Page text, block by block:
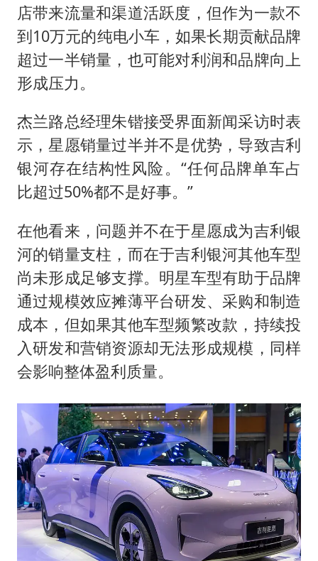
店带来流量和渠道活跃度，但作为一款不
到10万元的纯电小车，如果长期贡献品牌
超过一半销量，也可能对利润和品牌向上
形成压力。
杰兰路总经理朱锴接受界面新闻采访时表
示，星愿销量过半并不是优势，导致吉利
银河存在结构性风险。“任何品牌单车占
比超过50%都不是好事。”
在他看来，问题并不在于星愿成为吉利银
河的销量支柱，而在于吉利银河其他车型
尚未形成足够支撑。明星车型有助于品牌
通过规模效应摊薄平台研发、采购和制造
成本，但如果其他车型频繁改款，持续投
入研发和营销资源却无法形成规模，同样
会影响整体盈利质量。